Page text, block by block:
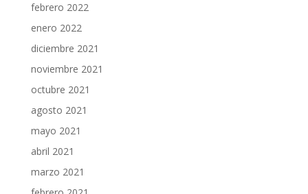
febrero 2022
enero 2022
diciembre 2021
noviembre 2021
octubre 2021
agosto 2021
mayo 2021
abril 2021
marzo 2021